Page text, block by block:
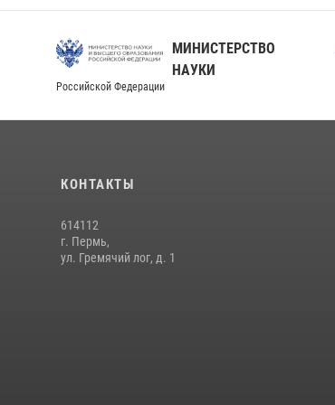
МИНИСТЕРСТВО
НАУКИ
Российской Федерации
КОНТАКТЫ
614112
г. Пермь,
ул. Гремячий лог, д. 1